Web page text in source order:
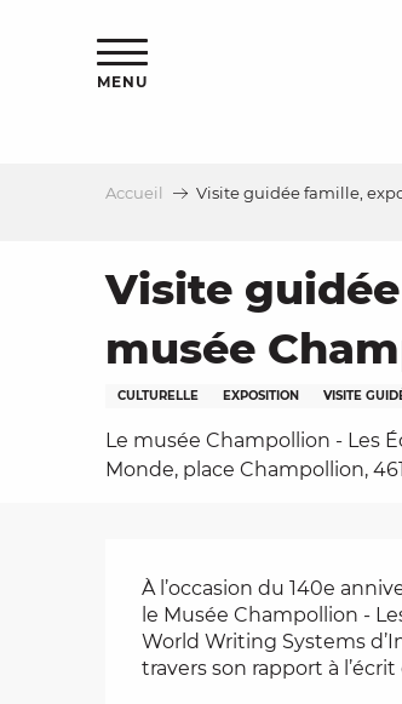
MENU
Accueil Visite guidée famille,
Visite
musée
CULTURELLE EXPOSITION VISITE
Le musée Champollion - Les
Monde, place Champollion,
À l’occasion du 140e
le Musée Champollion -
World Writing Systems
travers son rapport à l’écrit